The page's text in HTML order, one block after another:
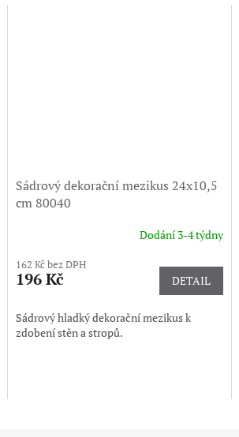
Sádrový dekorační mezikus 24x10,5
cm 80040
Dodání 3-4 týdny
162 Kč bez DPH
196 Kč DETAIL
Sádrový hladký dekorační mezikus k
zdobení stěn a stropů.